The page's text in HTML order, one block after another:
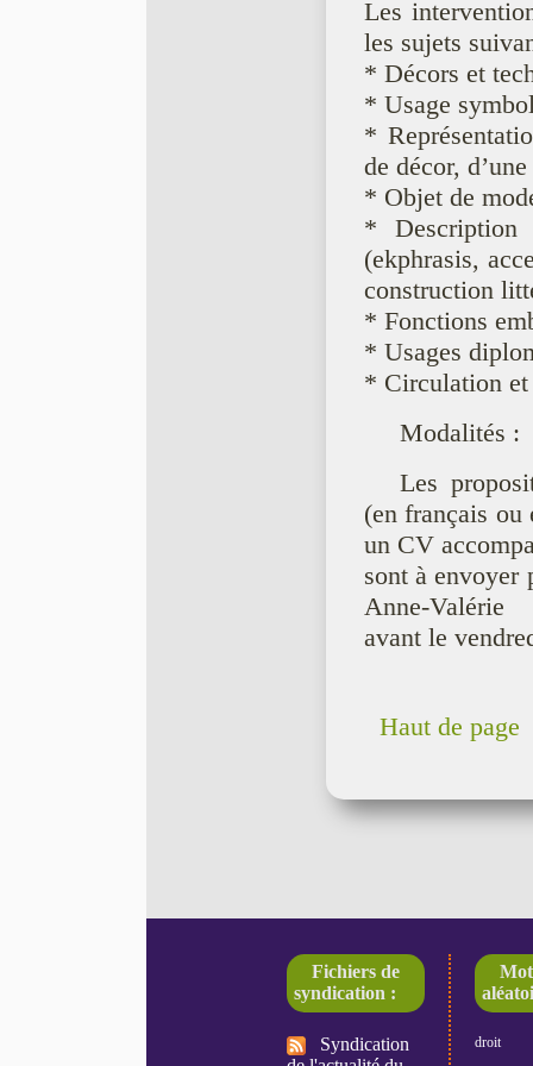
Les
les sujets
* Décors et
* Usage
*
de décor,
* Objet de
* Description
(ekphrasis,
construction
* Fonctions
* Usages
* Circulation et
Modalités :
Les
(en français ou
un CV
sont à
Anne-Valérie
avant le
Haut de page
Fichiers de
syndication :
Syndication
droit